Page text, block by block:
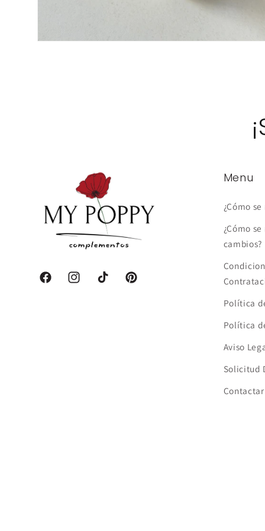
FacebookInstagramTikTok Pinterest
Menu
¿Cómo
¿Cómo
cambios?
Política
Política
Aviso
Solicitud
Contactar